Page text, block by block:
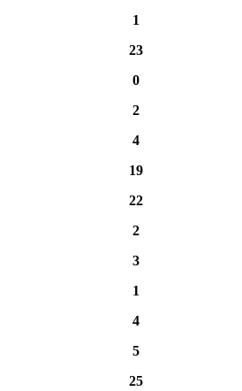
1
23
0
2
4
19
22
2
3
1
4
5
25